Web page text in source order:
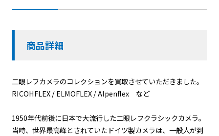
商品詳細
二眼レフカメラのコレクションを買取させていただきました。
RICOHFLEX / ELMOFLEX / Alpenflex など
1950年代前後に日本で大流行した二眼レフクラシックカメラ。
当時、世界最高峰とされていたドイツ製カメラは、一般人が到